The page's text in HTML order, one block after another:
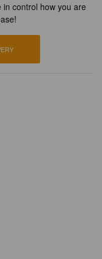
in control how you are